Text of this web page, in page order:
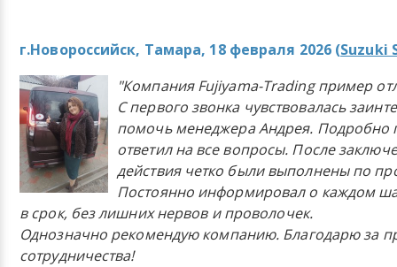
г.Новороссийск, Тамара, 18 февраля 2026 (Suzuki
"Компания Fujiyama-Trading пример
С первого звонка чувствовалась
помочь менеджера Андрея. Подробно
ответил на все вопросы. После
действия четко были выполнены по
Постоянно информировал о каждом
в срок, без лишних нервов и проволочек.
Однозначно рекомендую компанию. Благодарю за
сотрудничества!